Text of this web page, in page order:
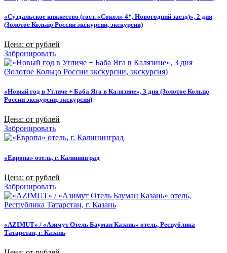
«Суздальское княжество (гост. «Сокол» 4*, Новогодний заезд)», 2 дня
(Золотое Кольцо России экскурсии, экскурсия)
Цена: от рублей
Забронировать
«Новый год в Угличе + Баба Яга в Калязине», 3 дня (Золотое Кольцо
России экскурсии, экскурсия)
Цена: от рублей
Забронировать
«Европа» отель, г. Калининград
Цена: от рублей
Забронировать
«AZIMUT» / «Азимут Отель Бауман Казань» отель, Республика
Татарстан, г. Казань